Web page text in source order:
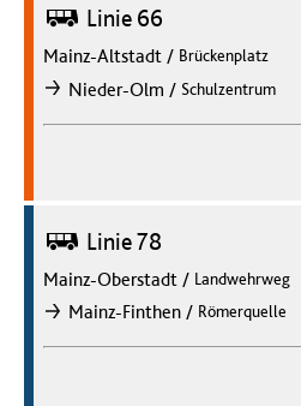
Bus Linie 66
Mainz-Altstadt / Brückenplatz
nachNieder-Olm / Schulzentrum
Bus Linie 78
Mainz-Oberstadt / Landwehrweg
nachMainz-Finthen / Römerquelle